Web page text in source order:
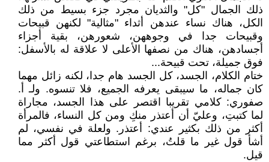
ذلك الجمال "كل" والثديان مجرد جزء بسيط من ذلك
الكل، هناك نساء عندهن أثداء "مثالية" لكنهن قبيحات
وقبيحات جدا في وجوههن، شعورهن، بقية أجزاء
أجسادهن، هناك من نصفها الأعلى لا علاقة له بالأسفل:
فوق جميلة، تحت قبيحة...
ختام الكلام، الجسد، كل الجسد هام جدا، لكنه زائل مهما
كان جماله، ما سيبقى يعرفه الجميع، فلا تنسوه. ولـ أ.
صفوري: كلامي تقريبا اقتصر على هذا الجسد، مجاراة
لما كتبتِ، وعليّ أن أعتذر منكِ ومن كل النساء، فالمرأة
أكثر من ذلك بكثير عندي: أعتذر. ولعلة في نفسي، لم
أشأ قول غير ما قلتُ، برغم استطاعتي قول أكثر مما
قيل.